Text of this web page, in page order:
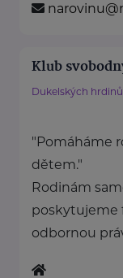
Klub
Dukelských
"Pomáháme
dětem."
Rodinám
poskytujeme
odbornou